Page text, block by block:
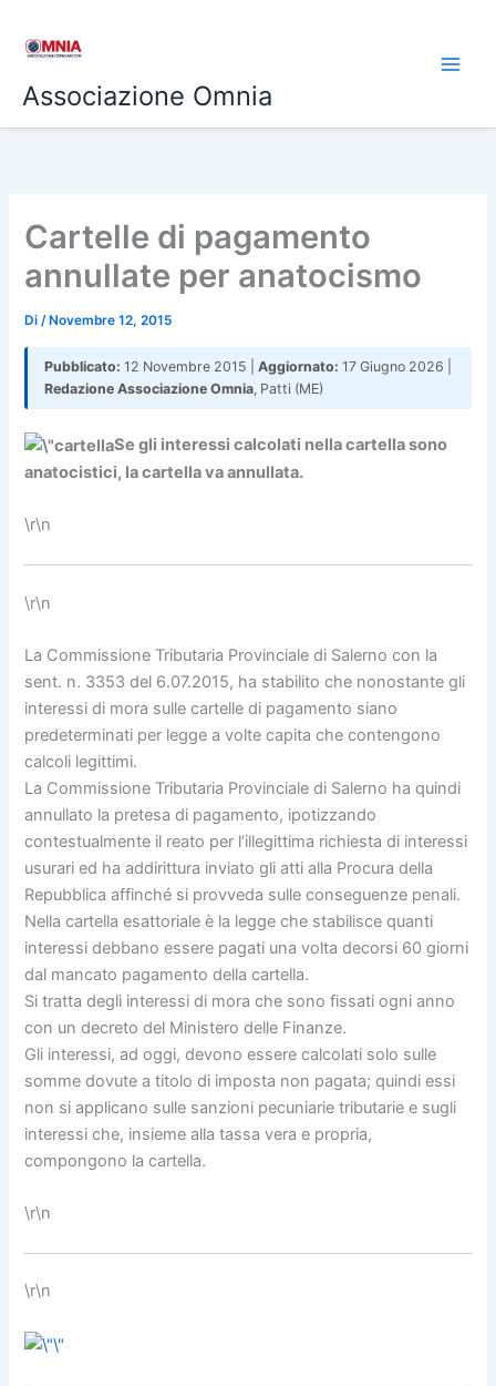
Associazione Omnia
Cartelle di pagamento
annullate per anatocismo
Di/ Novembre 12, 2015
Pubblicato: 12 Novembre 2015 |Aggiornato: 17 Giugno 2026 |
Redazione Associazione Omnia, Patti (ME)
Se gli interessi calcolati nella cartella sono
anatocistici, la cartella va annullata.
\r\n
\r\n
La Commissione Tributaria Provinciale di Salerno con la
sent. n. 3353 del 6.07.2015, ha stabilito che nonostante gli
interessi di mora sulle cartelle di pagamento siano
predeterminati per legge a volte capita che contengono
calcoli legittimi.
La Commissione Tributaria Provinciale di Salerno ha quindi
annullato la pretesa di pagamento, ipotizzando
contestualmente il reato per l’illegittima richiesta di interessi
usurari ed ha addirittura inviato gli atti alla Procura della
Repubblica affinché si provveda sulle conseguenze penali.
Nella cartella esattoriale è la legge che stabilisce quanti
interessi debbano essere pagati una volta decorsi 60 giorni
dal mancato pagamento della cartella.
Si tratta degli interessi di mora che sono fissati ogni anno
con un decreto del Ministero delle Finanze.
Gli interessi, ad oggi, devono essere calcolati solo sulle
somme dovute a titolo di imposta non pagata; quindi essi
non si applicano sulle sanzioni pecuniarie tributarie e sugli
interessi che, insieme alla tassa vera e propria,
compongono la cartella.
\r\n
\r\n